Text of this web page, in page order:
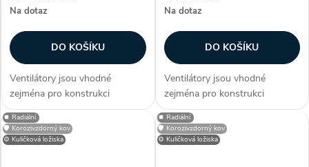
Na dotaz
DO KOŠÍKU
Ventilátory jsou vhodné
zejména pro konstrukci
klimatizačních a větracích
jednotek, dveřních a vratových
clon, případně dalších
Na dotaz
DO KOŠÍKU
Ventilátory jsou vhodné
zejména pro konstrukci
klimatizačních a větracích
jednotek, případně dalších
vzduchotechnických aplikací.
⚙️ Kuličková ložiska
⏹️ Radiální
🛡️ Korozivzdorný kov
⚙️ Kuličková ložiska
⏹️ Radiální
🛡️ Korozivzdorný kov